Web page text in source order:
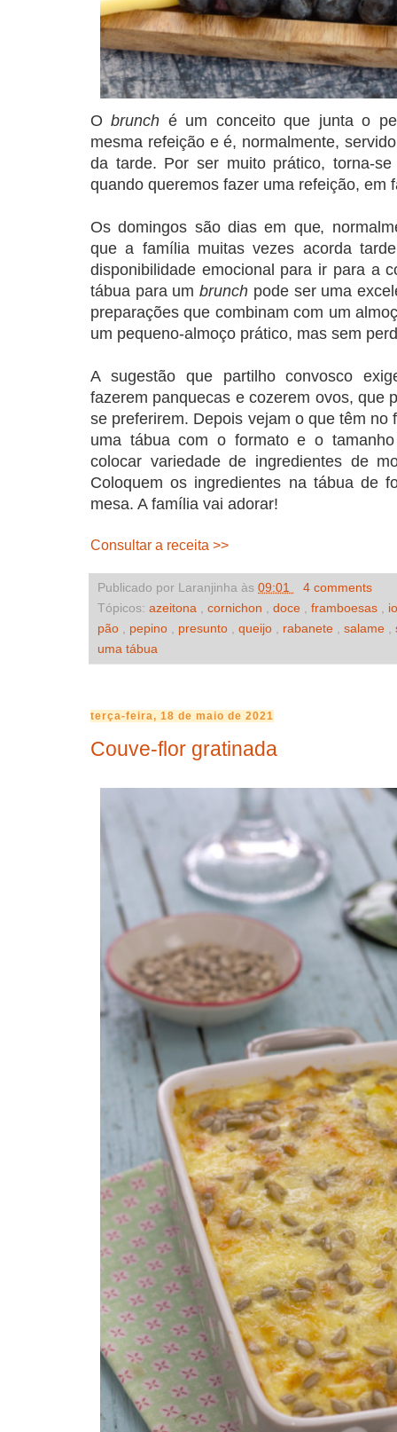
Obrunch é um conceito que junta o
mesma refeição e é, normalmente,
da tarde. Por ser muito prático, torna-
quando queremos fazer uma refeição, em
Os domingos são dias em que,
que a família muitas vezes acorda
disponibilidade emocional para ir para a
tábua para umbrunch pode ser uma
preparações que combinam com um
um pequeno-almoço prático, mas sem
A sugestão que partilho convosco
fazerem panquecas e cozerem ovos, que
se preferirem. Depois vejam o que têm no
uma tábua com o formato e o
colocar variedade de ingredientes de
Coloquem os ingredientes na tábua de
mesa. A família vai adorar!
Consultar a receita >>
Publicado por Laranjinha às 09:01
4 comments
Tópicos: azeitona cornichon doce framboesas
pão
pepino presunto queijo rabanete salame
uma tábua
terça-feira, 18 de maio de 2021
Couve-flor gratinada